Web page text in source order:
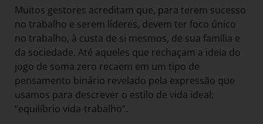
Muitos gestores acreditam que, para terem sucesso
no trabalho e serem líderes, devem ter foco único
no trabalho, à custa de si mesmos, de sua família e
da sociedade. Até aqueles que rechaçam a ideia do
jogo de soma zero recaem em um tipo de
pensamento binário revelado pela expressão que
usamos para descrever o estilo de vida ideal:
“equilíbrio vida-trabalho”.